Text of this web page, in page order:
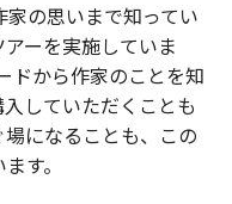
の思いまで知ってい
ーを実施していま
ドから作家のことを知
していただくことも
になることも、この
す。